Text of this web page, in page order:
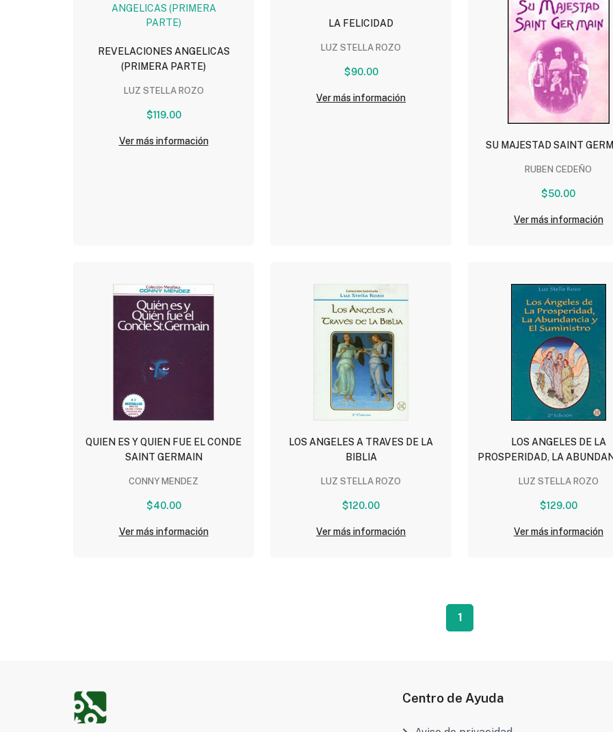
REVELACIONES ANGELICAS
(PRIMERA PARTE)
LUZ STELLA ROZO
$119.00
Ver más información
LA FELICIDAD
LUZ STELLA ROZO
$90.00
Ver más información
SU MAJESTAD SAINT
RUBEN CEDEÑO
$50.00
Ver más información
QUIEN ES Y QUIEN FUE EL CONDE
SAINT GERMAIN
CONNY MENDEZ
$40.00
Ver más información
LOS ANGELES A TRAVES DE LA
BIBLIA
LUZ STELLA ROZO
$120.00
Ver más información
LOS ANGELES DE LA
PROSPERIDAD, LA
LUZ STELLA ROZO
$129.00
Ver más información
1
Centro de Ayuda